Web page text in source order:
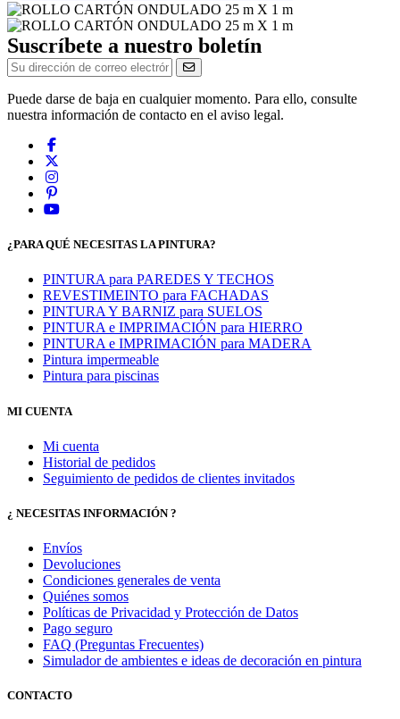
Suscríbete a nuestro boletín
Puede darse de baja en cualquier momento. Para ello, consulte
nuestra información de contacto en el aviso legal.
¿PARA QUÉ NECESITAS LA PINTURA?
PINTURA para PAREDES Y TECHOS
REVESTIMEINTO para FACHADAS
PINTURA Y BARNIZ para SUELOS
PINTURA e IMPRIMACIÓN para HIERRO
PINTURA e IMPRIMACIÓN para MADERA
Pintura impermeable
Pintura para piscinas
MI CUENTA
Mi cuenta
Historial de pedidos
Seguimiento de pedidos de clientes invitados
¿ NECESITAS INFORMACIÓN ?
Envíos
Devoluciones
Condiciones generales de venta
Quiénes somos
Políticas de Privacidad y Protección de Datos
Pago seguro
FAQ (Preguntas Frecuentes)
Simulador de ambientes e ideas de decoración en pintura
CONTACTO